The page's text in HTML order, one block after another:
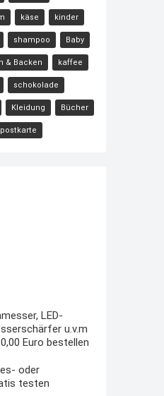
käse kinder
shampoo Baby
& Backen kaffee
schokolade
Kleidung Bücher
postkarte
LED-
u.v.m
Euro bestellen
oder
testen